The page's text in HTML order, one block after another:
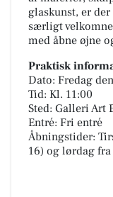
glaskunst, er
særligt
med åbne øjne
Praktisk
Dato: Fredag
Tid: Kl. 11:00
Sted: Galleri Art
Entré: Fri entré
Åbningstider:
16) og lørdag fra